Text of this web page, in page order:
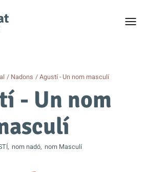
Nadons Agustí - Un nom masculí
- Un nom
nom nadó nom Masculí